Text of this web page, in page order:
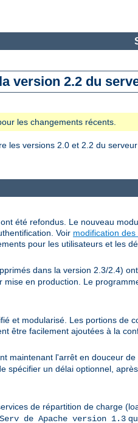
version 2.2 du
les changements récents.
les versions 2.0 et 2.2 du
été refondus. Le nouveau
Voir modification
pour les utilisateurs et les
dans la version 2.3/2.4)
mise en production. Le
et modularisé. Les portions de
être facilement ajoutées à la
maintenant l'arrêt en douceur de
spécifier un délai optionnel,
de répartition de charge
de Apache version 1.3